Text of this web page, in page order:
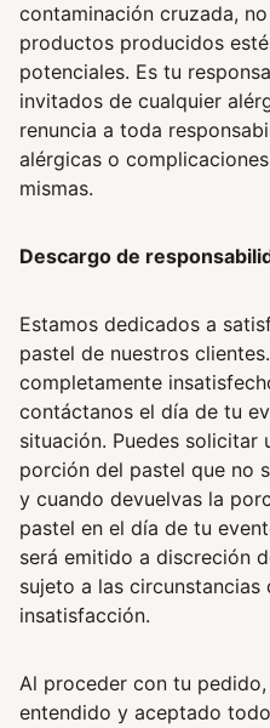
contaminación cruzada,
productos producidos
potenciales. Es tu
invitados de cualquier
renuncia a toda
alérgicas o
mismas.
Descargo de
Estamos dedicados a
pastel de nuestros
completamente
contáctanos el día de tu
situación. Puedes solicitar
porción del pastel que no
y cuando devuelvas la
pastel en el día de tu
será emitido a discreción
sujeto a las circunstancias
insatisfacción.
Al proceder con tu
entendido y aceptado